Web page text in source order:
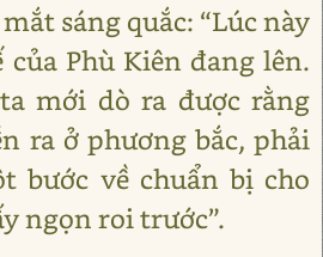
sáng quắc: “Lúc này
Phù Kiên đang lên.
mới dò ra được rằng
ra ở phương bắc, phải
bước về chuẩn bị cho
ngọn roi trước”.